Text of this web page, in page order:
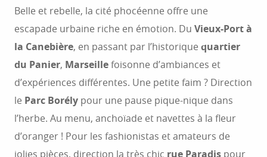
Briançon
5 Avignon
6 Aix-en-Provence
7 Saint-Tropez
Antibes
Belle et rebelle, la cité phocéenne offre une
escapade urbaine riche en émotion. Du Vieux-Port à
la Canebière, en passant par l’historique quartier
du Panier, Marseillefoisonne d’ambiances et
d’expériences différentes. Une petite faim ? Direction
le Parc Borély pour une pause pique-nique dans
l’herbe. Au menu, anchoïade et navettes à la fleur
d’oranger ! Pour les fashionistas et amateurs de
jolies pièces, direction la très chic rue Paradis pour